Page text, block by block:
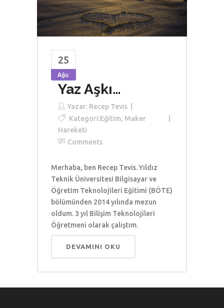
25
Ağu
Yaz Aşkı…
Yazar: Recep Tevis
Kategori:Eğitim, Maker
Hareketi
Comments
Merhaba, ben Recep Tevis. Yıldız
Teknik Üniversitesi Bilgisayar ve
Öğretim Teknolojileri Eğitimi (BÖTE)
bölümünden 2014 yılında mezun
oldum. 3 yıl Bilişim Teknolojileri
Öğretmeni olarak çalıştım.
DEVAMINI OKU